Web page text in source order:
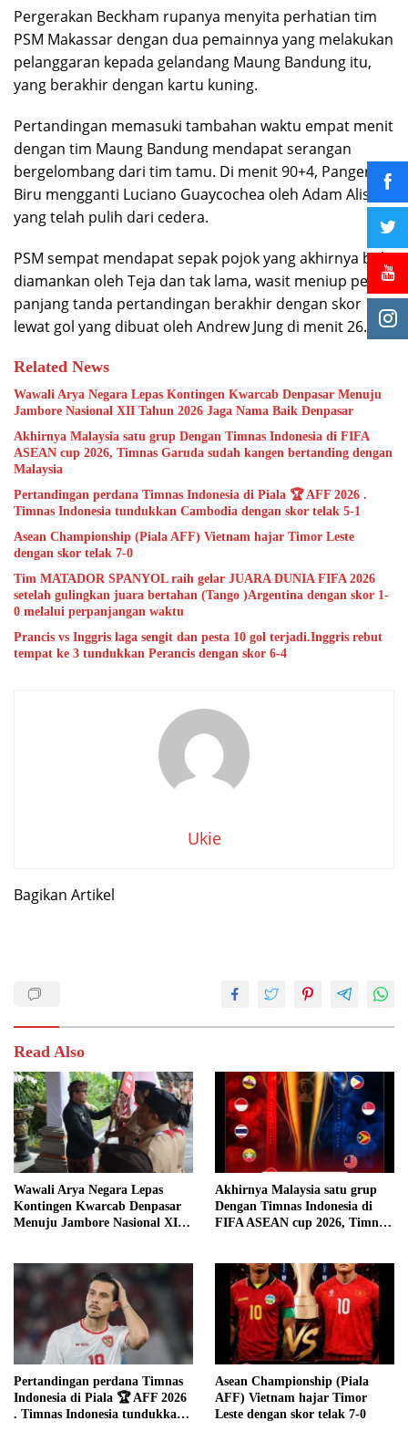
Pergerakan Beckham rupanya menyita perhatian tim
PSM Makassar dengan dua pemainnya yang melakukan
pelanggaran kepada gelandang Maung Bandung itu,
yang berakhir dengan kartu kuning.
Pertandingan memasuki tambahan waktu empat menit
dengan tim Maung Bandung mendapat serangan
bergelombang dari tim tamu. Di menit 90+4, Pangeran
Biru mengganti Luciano Guaycochea oleh Adam Alis
yang telah pulih dari cedera.
PSM sempat mendapat sepak pojok yang akhirnya bola
diamankan oleh Teja dan tak lama, wasit meniup peluit
panjang tanda pertandingan berakhir dengan skor 1-0
lewat gol yang dibuat oleh Andrew Jung di menit 26.
Related News
Wawali Arya Negara Lepas Kontingen Kwarcab Denpasar Menuju
Jambore Nasional XII Tahun 2026 Jaga Nama Baik Denpasar
Akhirnya Malaysia satu grup Dengan Timnas Indonesia di FIFA
ASEAN cup 2026, Timnas Garuda sudah kangen bertanding dengan
Malaysia
Pertandingan perdana Timnas Indonesia di Piala 🏆 AFF 2026 .
Timnas Indonesia tundukkan Cambodia dengan skor telak 5-1
Asean Championship (Piala AFF) Vietnam hajar Timor Leste
dengan skor telak 7-0
Tim MATADOR SPANYOL raih gelar JUARA DUNIA FIFA 2026
setelah gulingkan juara bertahan (Tango )Argentina dengan skor 1-
0 melalui perpanjangan waktu
Prancis vs Inggris laga sengit dan pesta 10 gol terjadi.Inggris rebut
tempat ke 3 tundukkan Perancis dengan skor 6-4
Ukie
Bagikan Artikel
Read Also
Wawali Arya Negara Lepas
Kontingen Kwarcab Denpasar
Menuju Jambore Nasional XII
Akhirnya Malaysia satu grup
Dengan Timnas Indonesia di
FIFA ASEAN cup 2026, Timnas
Pertandingan perdana Timnas
Indonesia di Piala 🏆 AFF 2026
. Timnas Indonesia tundukkan
Asean Championship (Piala
AFF) Vietnam hajar Timor
Leste dengan skor telak 7-0